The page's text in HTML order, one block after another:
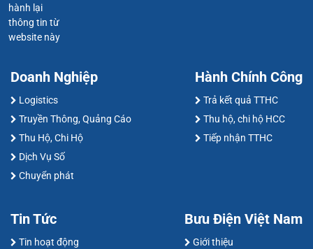
hành lại
thông tin từ
website này
Doanh Nghiệp
Logistics
Truyền Thông, Quảng Cáo
Thu Hộ, Chi Hộ
Dịch Vụ Số
Chuyển phát
Hành Chính Công
Trả kết quả TTHC
Thu hộ, chi hộ HCC
Tiếp nhận TTHC
Tin Tức
Tin hoạt động
Bưu Điện Việt Nam
Giới thiệu